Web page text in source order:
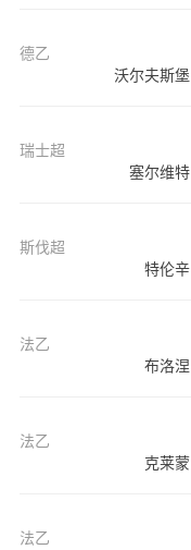
德乙
沃尔夫斯堡
瑞士超
塞尔维特
斯伐超
特伦辛
法乙
布洛涅
法乙
克莱蒙
法乙